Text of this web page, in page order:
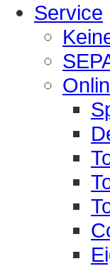
Service